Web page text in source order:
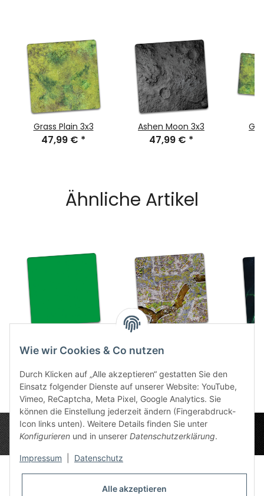
Grass Plain 3x3
47,99 € *
Ashen Moon 3x3
47,99 € *
Ähnliche Artikel
47,99 €* 47,99 €
Datenschutz-Einstellungen
Wie wir Cookies & Co nutzen
Durch Klicken auf „Alle akzeptieren“ gestatten Sie den
Einsatz folgender Dienste auf unserer Website: YouTube,
Vimeo, ReCaptcha, Meta Pixel, Google Analytics. Sie
können die Einstellung jederzeit ändern (Fingerabdruck-
Icon links unten). Weitere Details finden Sie unter
Konfigurieren und in unserer Datenschutzerklärung.
Impressum Datenschutz
Alle akzeptieren